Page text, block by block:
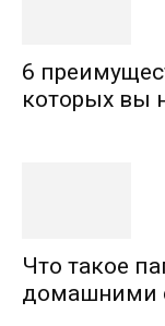
6
которых вы
Что такое
домашними